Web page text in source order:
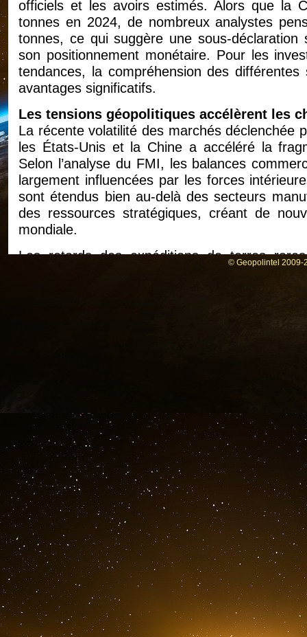
officiels et les avoirs estimés. Alors que la
tonnes en 2024, de nombreux analystes
tonnes, ce qui suggère une sous-déclaration
son positionnement monétaire. Pour les
tendances, la compréhension des
avantages significatifs.
Les tensions géopolitiques accélèrent les
La récente volatilité des marchés déclenchée
les États-Unis et la Chine a accéléré la
Selon l’analyse du FMI, les balances
largement influencées par les forces
sont étendus bien au-delà des secteurs
des ressources stratégiques, créant de
mondiale.
Les retards des expéditions de terres
L’impact est mesurable, les importations
d’une année sur l’autre en raison des
données récentes du Bureau du
ressources est de plus en plus étroitement
détiennent des matières premières
dans l’ordre monétaire en évolution.
Comment la Chine remet-elle en cause la
La stratégie monétaire de la Chine repose
l’accumulation d’or physique et le
numérique avancée. Cette double stratégie
libellés en dollars tout en construisant
décennies à venir.
© Geopolintel 2009-